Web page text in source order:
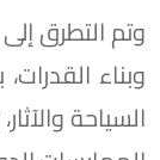
وتم التطرق
وبناء
السياحة